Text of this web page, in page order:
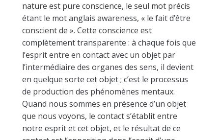
nature est pure conscience, le seul mot précis
étant le mot anglais awareness, « le fait d’être
conscient de ». Cette conscience est
complètement transparente : à chaque fois que
l’esprit entre en contact avec un objet par
l’intermédiaire des organes des sens, il devient
en quelque sorte cet objet ; c’est le processus
de production des phénomènes mentaux.
Quand nous sommes en présence d’un objet
que nous voyons, le contact s’établit entre
notre esprit et cet objet, et le résultat de ce